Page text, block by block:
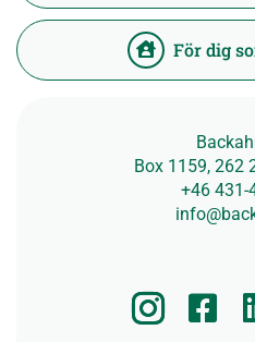
För dig
Box 1159, 262
+46 431-